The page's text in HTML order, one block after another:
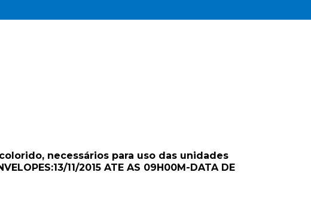
necessários para uso das unidades
11/2015 ATE AS 09H00M-DATA DE